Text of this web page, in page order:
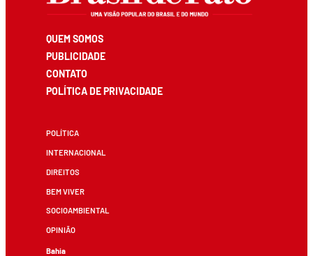
QUEM SOMOS
PUBLICIDADE
CONTATO
POLÍTICA DE PRIVACIDADE
POLÍTICA
INTERNACIONAL
DIREITOS
BEM VIVER
SOCIOAMBIENTAL
OPINIÃO
Bahia